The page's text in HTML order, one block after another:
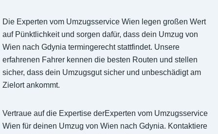
Die Experten vom Umzugsservice Wien legen großen Wert
auf Pünktlichkeit und sorgen dafür, dass dein Umzug von
Wien nach Gdynia termingerecht stattfindet. Unsere
erfahrenen Fahrer kennen die besten Routen und stellen
sicher, dass dein Umzugsgut sicher und unbeschädigt am
Zielort ankommt.
Vertraue auf die Expertise derExperten vom Umzugsservice
Wien für deinen Umzug von Wien nach Gdynia. Kontaktiere